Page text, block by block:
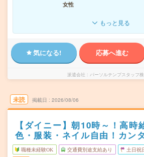
女性
もっと見る
気になる! 応募へ進む
派遣会社 パーソルテンプスタッフ
未読 掲載日 2026/08/06
【ダイニー】朝10時～！高時
色・服装・ネイル自由！カン
職種未経験OK 交通費別途支給あり 土日祝